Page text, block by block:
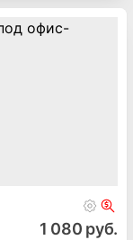
1 080 руб.